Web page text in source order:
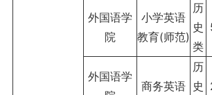
外国语学
院
小学英语
教育(师范)
历
史
类
外国语学
商务英语
历
史